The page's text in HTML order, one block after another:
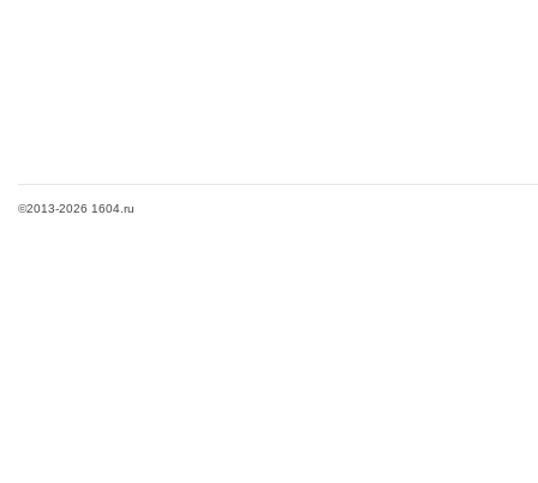
©2013-2026 1604.ru